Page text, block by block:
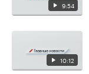
9:54
10:12